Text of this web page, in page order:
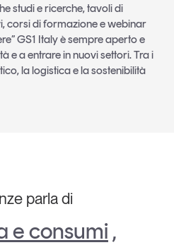
studi e ricerche, tavoli di
corsi di formazione e webinar
GS1 Italy è sempre aperto e
e a entrare in nuovi settori. Tra i
la logistica e la sostenibilità
parla di
e consumi ,